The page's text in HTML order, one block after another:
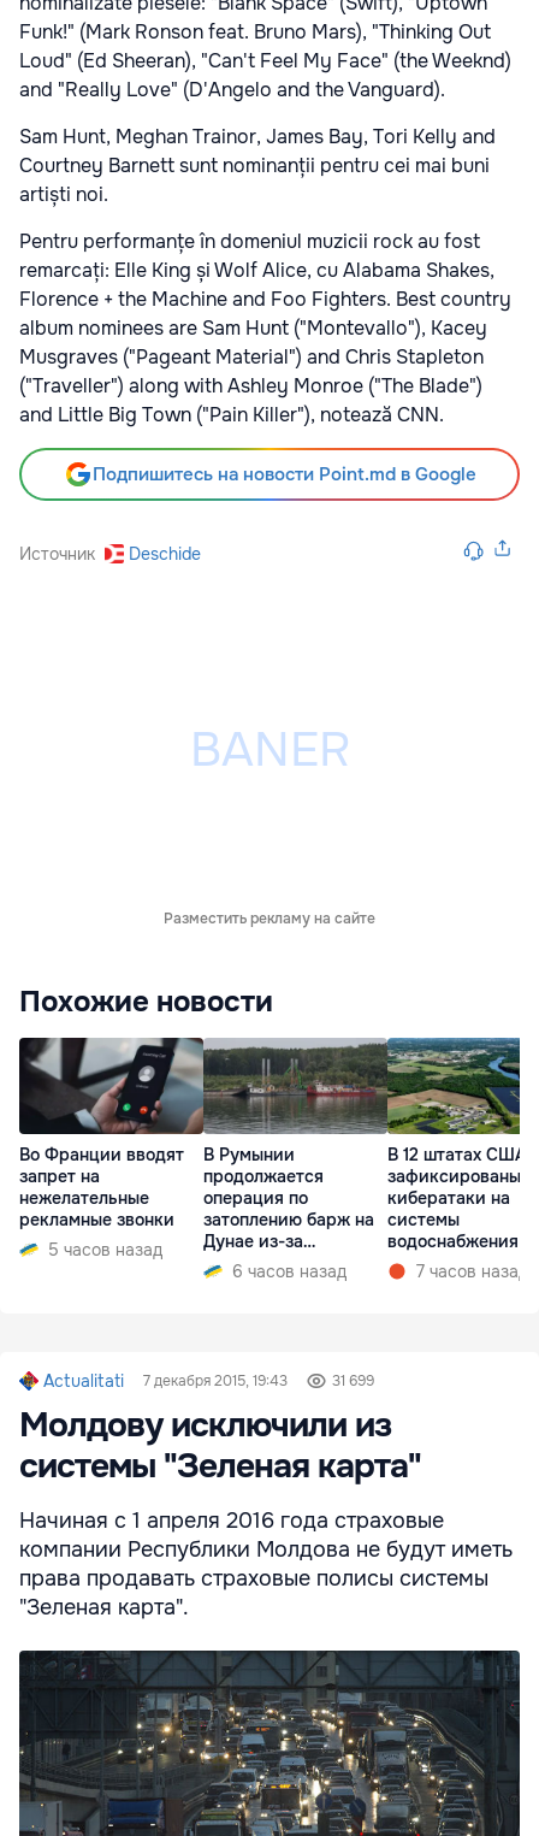
Funk!" (Mark Ronson feat. Bruno Mars), "Thinking Out
Loud" (Ed Sheeran), "Can't Feel My Face" (the Weeknd)
and "Really Love" (D'Angelo and the Vanguard).
Sam Hunt, Meghan Trainor, James Bay, Tori Kelly and
Courtney Barnett sunt nominanții pentru cei mai buni
artiști noi.
Pentru performanțe în domeniul muzicii rock au fost
remarcați: Elle King și Wolf Alice, cu Alabama Shakes,
Florence + the Machine and Foo Fighters. Best country
album nominees are Sam Hunt ("Montevallo"), Kacey
Musgraves ("Pageant Material") and Chris Stapleton
("Traveller") along with Ashley Monroe ("The Blade")
and Little Big Town ("Pain Killer"), notează CNN.
Подпишитесь на новости Point.md в Google
Источник Deschide
Разместить рекламу на сайте
Похожие новости
Во Франции вводят
запрет на
нежелательные
рекламные звонки
5 часов назад
В Румынии
продолжается
операция по
затоплению барж на
Дунае из-за
ситуации на АЭС
6 часов назад
В 12 штатах США
зафиксированы
кибератаки на
системы
водоснабжения
7 часов назад
Actualitati 7 декабря 2015, 19:43 31 699
Молдову исключили из
системы "Зеленая карта"
Начиная с 1 апреля 2016 года страховые
компании Республики Молдова не будут иметь
права продавать страховые полисы системы
"Зеленая карта".